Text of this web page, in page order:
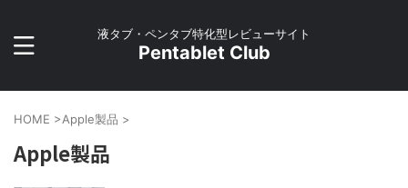
液タブ・ペンタブ特化型レビューサイト
Pentablet Club
HOME >Apple製品 >
Apple製品